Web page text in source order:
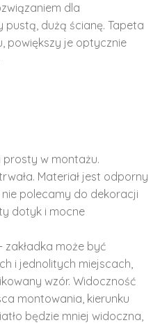
dla
pustą, dużą ścianę. Tapeta
powiększy je optycznie
prosty w montażu.
Materiał jest odporny
polecamy do dekoracji
dotyk i mocne
zakładka może być
i jednolitych miejscach,
wzór. Widoczność
montowania, kierunku
będzie mniej widoczna,